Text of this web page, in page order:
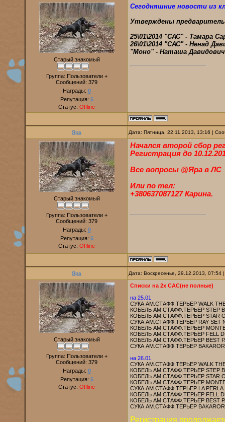
Старый знакомый
Группа: Пользователи +
Сообщений: 379
Награды: 0
Репутация: 6
Статус: Offline
Сегодняшние новости из
Утверждены
25\01\2014 "САС" - Тамара
26\01\2014 "САС" - Ненад
"Моно" - Наташа
Яра Дата: Пятница, 22.11.2013, 13:16 |
Старый знакомый
Группа: Пользователи +
Сообщений: 379
Награды: 0
Репутация: 6
Статус: Offline
Начался второй сбор
Регистрация до
Все вопросы @Яра в ЛС
Или по тел:
+380637087127 Карина.
Яра Дата: Воскресенье, 29.12.2013,
Старый знакомый
Группа: Пользователи +
Сообщений: 379
Награды: 0
Репутация: 6
Статус: Offline
Списки на 2х САС(не полные)
на 25.01
СУКА АМ.СТАФФ.ТЕРЬЕР WALK THE
КОБЕЛЬ АМ.СТАФФ.ТЕРЬЕР STEP
КОБЕЛЬ АМ.СТАФФ.ТЕРЬЕР STAR
СУКА АМ.СТАФФ.ТЕРЬЕР RAY SET
КОБЕЛЬ АМ.СТАФФ.ТЕРЬЕР MONTE
КОБЕЛЬ АМ.СТАФФ.ТЕРЬЕР FELL
КОБЕЛЬ АМ.СТАФФ.ТЕРЬЕР BEST
СУКА АМ.СТАФФ.ТЕРЬЕР
на 26.01
СУКА АМ.СТАФФ.ТЕРЬЕР WALK THE
КОБЕЛЬ АМ.СТАФФ.ТЕРЬЕР STEP
КОБЕЛЬ АМ.СТАФФ.ТЕРЬЕР STAR
КОБЕЛЬ АМ.СТАФФ.ТЕРЬЕР MONTE
СУКА АМ.СТАФФ.ТЕРЬЕР LA PERLA
КОБЕЛЬ АМ.СТАФФ.ТЕРЬЕР FELL
КОБЕЛЬ АМ.СТАФФ.ТЕРЬЕР BEST
СУКА АМ.СТАФФ.ТЕРЬЕР
Регистрация